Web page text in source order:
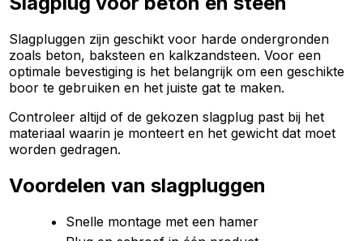
Slagpluggen zijn geschikt voor harde ondergronden
zoals beton, baksteen en kalkzandsteen. Voor een
optimale bevestiging is het belangrijk om een geschikte
boor te gebruiken en het juiste gat te maken.
Controleer altijd of de gekozen slagplug past bij het
materiaal waarin je monteert en het gewicht dat moet
worden gedragen.
Voordelen van slagpluggen
Snelle montage met een hamer